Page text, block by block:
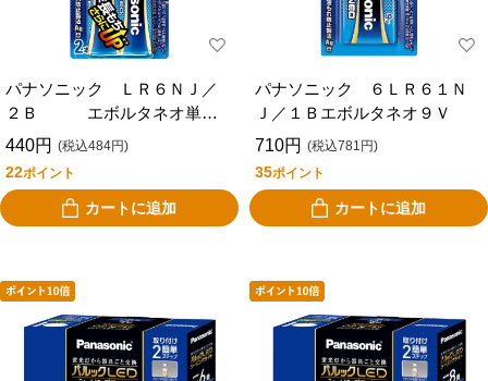
パナソニック ＬＲ６ＮＪ／
２Ｂ エボルタネオ単３×
２Ｐ
440円 (税込484円)
22ポイント
カートに追加
パナソニック ６ＬＲ６１Ｎ
Ｊ／１Ｂエボルタネオ９Ｖ
710円 (税込781円)
35ポイント
カートに追加